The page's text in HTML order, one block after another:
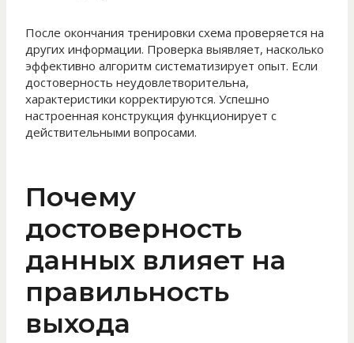
После окончания тренировки схема проверяется на
других информации. Проверка выявляет, насколько
эффективно алгоритм систематизирует опыт. Если
достоверность неудовлетворительна,
характеристики корректируются. Успешно
настроенная конструкция функционирует с
действительными вопросами.
Почему
достоверность
данных влияет на
правильность
выхода